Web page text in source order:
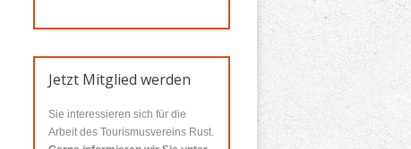
Jetzt Mitglied werden
Sie interessieren sich für die
Arbeit des Tourismusvereins Rust.